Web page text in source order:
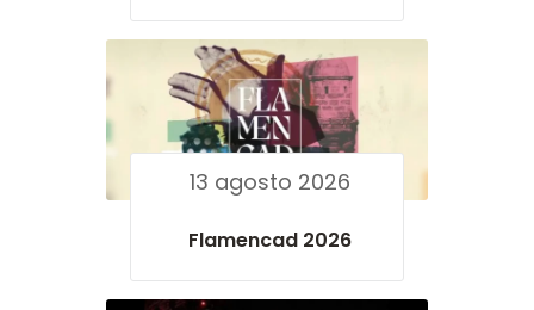
13 agosto 2026
Flamencad 2026